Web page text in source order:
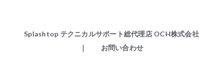
Splashtop テクニカルサポート総代理店 OCH株式会社
｜ お問い合わせ